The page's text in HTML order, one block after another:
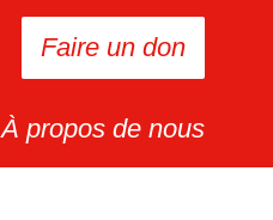
Faire un don
À propos de nous